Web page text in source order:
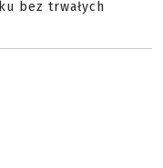
bez trwałych